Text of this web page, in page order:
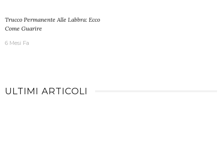
Trucco Permanente Alle Labbra: Ecco
Come Guarire
6 Mesi Fa
ULTIMI ARTICOLI